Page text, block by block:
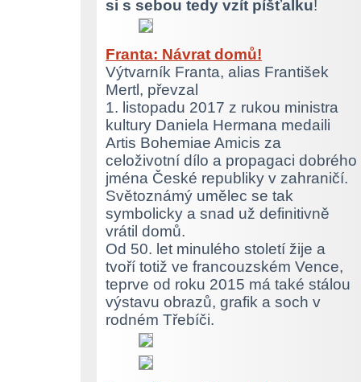
si s sebou tedy vzít píšťalku!
Franta: Návrat domů!
Výtvarník Franta, alias František
Mertl, převzal
1. listopadu 2017 z rukou ministra
kultury Daniela Hermana medaili
Artis Bohemiae Amicis za
celoživotní dílo a propagaci dobrého
jména České republiky v zahraničí.
Světoznámý umělec se tak
symbolicky a snad už definitivně
vrátil domů.
Od 50. let minulého století žije a
tvoří totiž ve francouzském Vence,
teprve od roku 2015 má také stálou
výstavu obrazů, grafik a soch v
rodném Třebíči.